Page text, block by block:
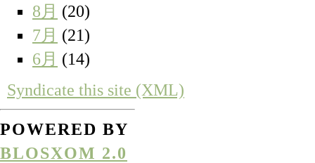
8月 (20)
7月 (21)
6月 (14)
Syndicate this site (XML)
POWERED BY
BLOSXOM 2.0